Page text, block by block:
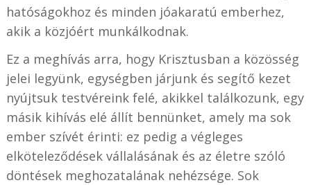
hatóságokhoz és minden jóakaratú emberhez,
akik a közjóért munkálkodnak.
Ez a meghívás arra, hogy Krisztusban a közösség
jelei legyünk, egységben járjunk és segítő kezet
nyújtsuk testvéreink felé, akikkel találkozunk, egy
másik kihívás elé állít bennünket, amely ma sok
ember szívét érinti: ez pedig a végleges
elköteleződések vállalásának és az életre szóló
döntések meghozatalának nehézsége. Sok